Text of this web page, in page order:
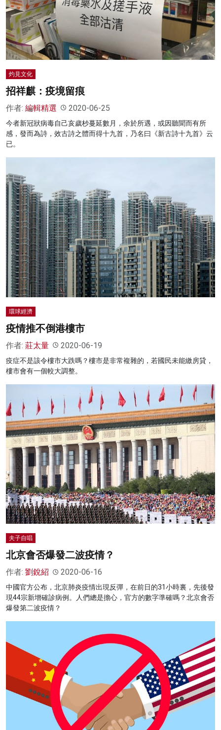
灼見文化
招祥麒：疫境留痕
作者: 編輯精選 2020-06-25
今者新冠狀病毒自己亥歲杪蔓延數月，余於所遇，或因聽聞而有所
感，發而為詩，效古詩之體而得十九首，乃名曰《新古詩十九首》云
已。
環球經濟
疫情推不倒港樓市
作者: 莊太量 2020-06-19
疫症不是該令樓市大跌嗎？樓市是非常複雜的，若國民未能繳房貸，
樓市會有一個較大調整。
夫子自唱
北京會否爆發二波疫情？
作者: 劉銳紹 2020-06-16
中國官方公布，北京肺炎疫情出現反彈，在前日的31小時裏，先後發
現44宗新增確診病例。人們總是擔心，官方的數字準確嗎？北京會否
爆發第二波疫情？